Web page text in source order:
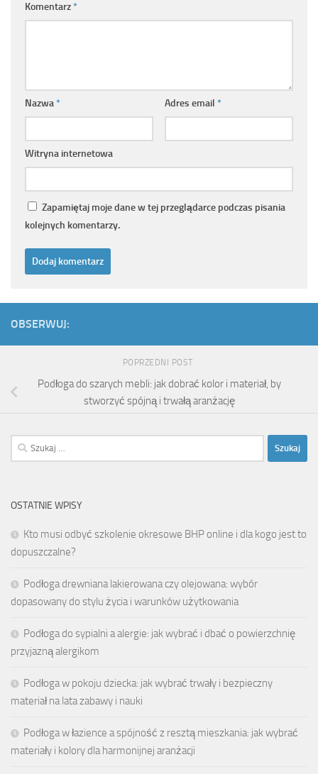
Komentarz*
Nazwa* Adres email *
Witryna internetowa
Zapamiętaj moje dane w tej przeglądarce podczas pisania
kolejnych komentarzy.
OBSERWUJ:
POPRZEDNI POST
Podłoga do szarych mebli: jak dobrać kolor i materiał, by
stworzyć spójną i trwałą aranżację
Szukaj:
OSTATNIE WPISY
Kto musi odbyć szkolenie okresowe BHP online i dla kogo jest to
dopuszczalne?
Podłoga drewniana lakierowana czy olejowana: wybór
dopasowany do stylu życia i warunków użytkowania
Podłoga do sypialni a alergie: jak wybrać i dbać o powierzchnię
przyjazną alergikom
Podłoga w pokoju dziecka: jak wybrać trwały i bezpieczny
materiał na lata zabawy i nauki
Podłoga w łazience a spójność z resztą mieszkania: jak wybrać
materiały i kolory dla harmonijnej aranżacji